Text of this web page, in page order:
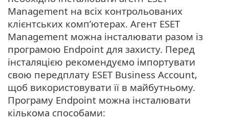
Management на всіх контрольованих
клієнтських комп’ютерах. Агент ESET
Management можна інсталювати разом із
програмою Endpoint для захисту. Перед
інсталяцією рекомендуємо імпортувати
свою передплату ESET Business Account,
щоб використовувати її в майбутньому.
Програму Endpoint можна інсталювати
кількома способами: